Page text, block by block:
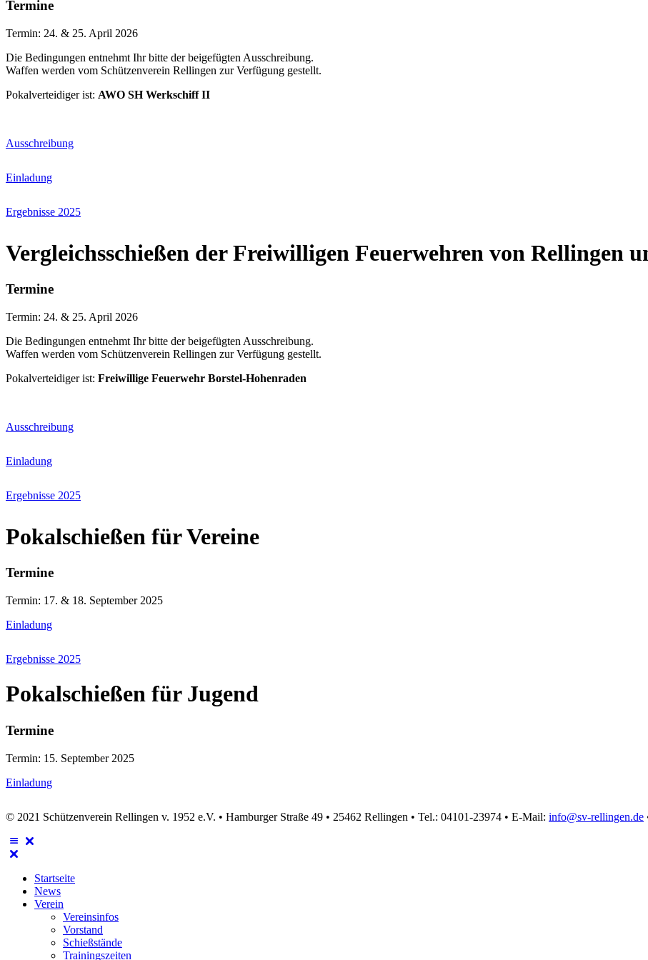
Termine
Termin: 24. & 25. April 2026
Die Bedingungen entnehmt Ihr bitte der beigefügten Ausschreibung.
Waffen werden vom Schützenverein Rellingen zur Verfügung gestellt.
Pokalverteidiger ist: AWO SH Werkschiff II
Ausschreibung
Einladung
Ergebnisse 2025
Vergleichsschießen der Freiwilligen Feuerwehren von Rellingen
Termine
Termin: 24. & 25. April 2026
Die Bedingungen entnehmt Ihr bitte der beigefügten Ausschreibung.
Waffen werden vom Schützenverein Rellingen zur Verfügung gestellt.
Pokalverteidiger ist: Freiwillige Feuerwehr Borstel-Hohenraden
Ausschreibung
Einladung
Ergebnisse 2025
Pokalschießen für Vereine
Termine
Termin: 17. & 18. September 2025
Einladung
Ergebnisse 2025
Pokalschießen für Jugend
Termine
Termin: 15. September 2025
Einladung
© 2021 Schützenverein Rellingen v. 1952 e.V. • Hamburger Straße 49 • 25462 Rellingen • Tel.: 04101-23974 • E-Mail: info@sv-rellingen.de
Startseite
News
Verein
Vereinsinfos
Vorstand
Schießstände
Trainingszeiten